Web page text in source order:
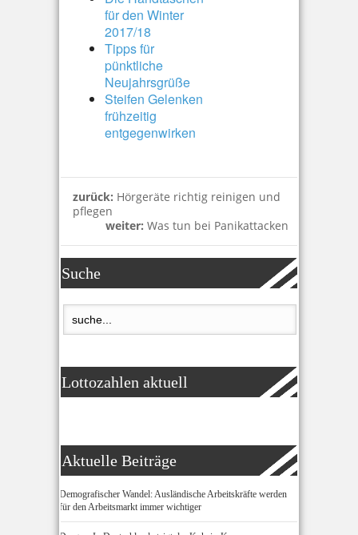
für den Winter
2017/18
Tipps für
pünktliche
Neujahrsgrüße
Steifen Gelenken
frühzeitig
entgegenwirken
zurück: Hörgeräte richtig reinigen und
pflegen
weiter: Was tun bei Panikattacken
Suche
Lottozahlen aktuell
Aktuelle Beiträge
Demografischer Wandel: Ausländische Arbeitskräfte werden
für den Arbeitsmarkt immer wichtiger